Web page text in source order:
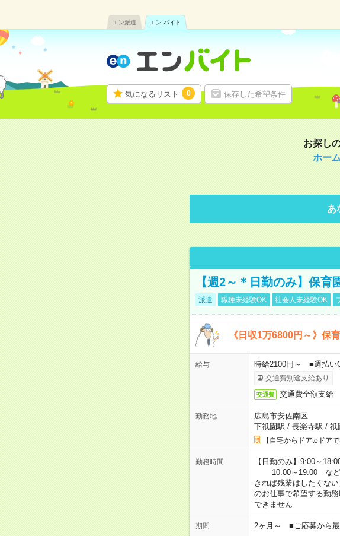
エン派遣 エン バイト
気になるリスト 0 保存した希望条件
お探し
ホー
あ
【週2～＊日勤のみ】保
派遣 職種未経験OK 社会人未経験OK
《日収1万6800円～》保
給与 時給2100円～ ■週払い
交通費別途支給あり
交通費 交通費全額支給
勤務地
広島市安佐南区
下祇園駅 / 長楽寺駅 / 祇
【自宅からドアtoドア
勤務時間
【日勤のみ】9:00～
10:00～19:00 など 「
きれば残業はしたくな
のお仕事で希望する勤
できません
期間 2ヶ月～ ■ご応募から最